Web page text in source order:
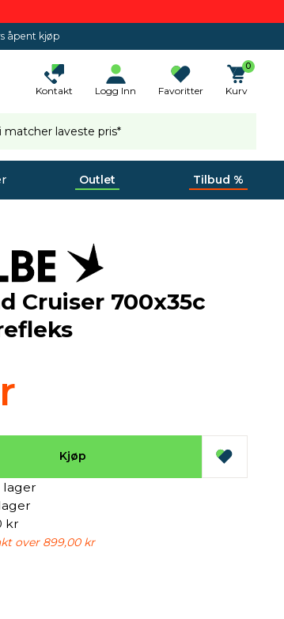
åpent kjøp
Kontakt Logg Inn Favoritter
0
Kurv
matcher laveste pris*
Outlet Tilbud %
Cruiser 700x35c
Kjøp
lager
kr
over 899,00 kr